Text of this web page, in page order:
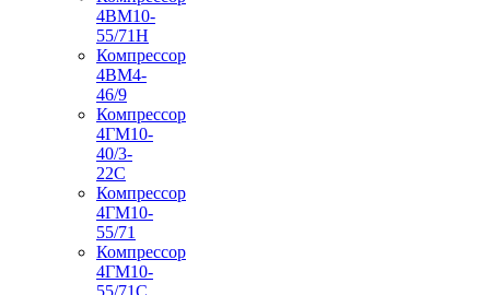
4ВМ10-
55/71Н
Компрессор
4ВМ4-
46/9
Компрессор
4ГМ10-
40/3-
22С
Компрессор
4ГМ10-
55/71
Компрессор
4ГМ10-